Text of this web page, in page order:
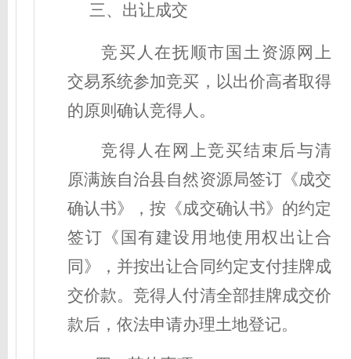
三、 出让成交
竞买人在抚顺市国土资源网上
交易系统参加竞买，以出价高者取得
的原则确认竞得人。
竞得人在网上竞买结束后与清
原满族自治县自然资源局签订《成交
确认书》，按《成交确认书》的约定
签订《国有建设用地使用权出让合
同》，并按出让合同约定支付挂牌成
交价款。竞得人付清全部挂牌成交价
款后，依法申请办理土地登记。